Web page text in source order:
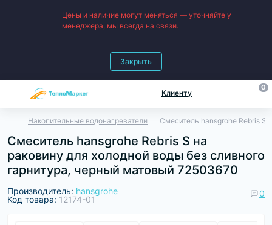
Цены и наличие могут меняться — уточняйте у
менеджера, мы всегда на связи.
Закрыть
Клиенту
0
Накопительные водонагреватели Смеситель hansgrohe Rebris S
Смеситель hansgrohe Rebris S на
раковину для холодной воды без сливного
гарнитура, черный матовый 72503670
Производитель: hansgrohe
Код товара: 12174-01
0